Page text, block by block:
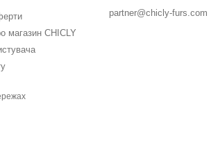
магазин CHICLY
partner@chicly-furs.com